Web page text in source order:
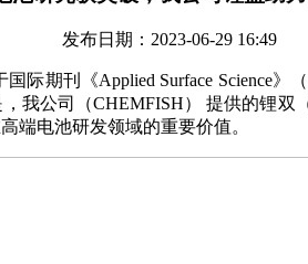
发布日期：2023-06-29 16:49
刊《Applied Surface Science》（
我公司（CHEMFISH） 提供的锂双
端电池研发领域的重要价值。